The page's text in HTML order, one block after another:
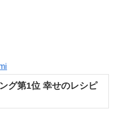
グ第1位 幸せのレシピ